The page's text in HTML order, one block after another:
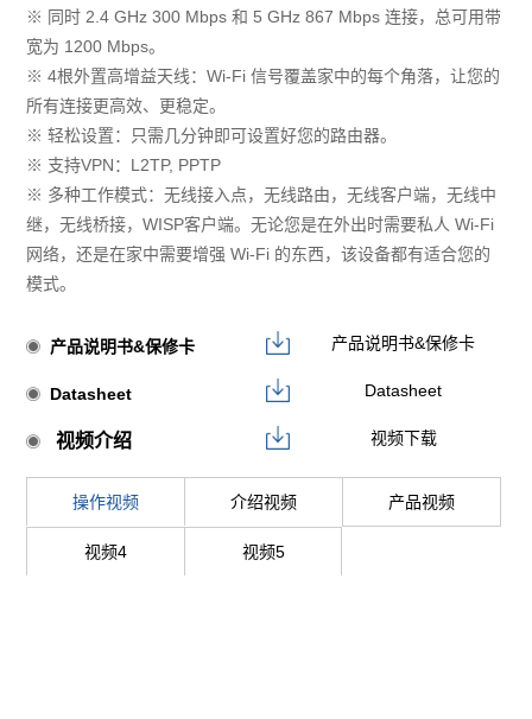
※ 同时 2.4 GHz 300 Mbps 和 5 GHz 867 Mbps 连接，总可用带
宽为 1200 Mbps。
※ 4根外置高增益天线：Wi-Fi 信号覆盖家中的每个角落，让您的
所有连接更高效、更稳定。
※ 轻松设置：只需几分钟即可设置好您的路由器。
※ 支持VPN：L2TP, PPTP
※ 多种工作模式：无线接入点，无线路由，无线客户端，无线中
继，无线桥接，WISP客户端。无论您是在外出时需要私人 Wi-Fi
网络，还是在家中需要增强 Wi-Fi 的东西，该设备都有适合您的
模式。
产品说明书&保修卡 产品说明书&保修卡
Datasheet Datasheet
视频介绍 视频下载
操作视频 介绍视频 产品视频
视频4 视频5